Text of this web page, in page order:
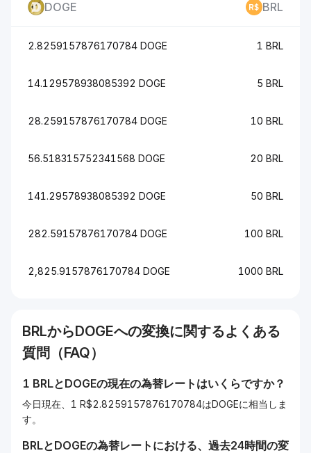
DOGE BRL
2.8259157876170784 DOGE 1 BRL
14.129578938085392 DOGE 5 BRL
28.259157876170784 DOGE 10 BRL
56.518315752341568 DOGE 20 BRL
141.29578938085392 DOGE 50 BRL
282.59157876170784 DOGE 100 BRL
2,825.9157876170784 DOGE 1000 BRL
BRLからDOGEへの変換に関するよくある
質問（FAQ）
1 BRLとDOGEの現在の為替レートはいくらですか？
今日現在、1 R$2.8259157876170784はDOGEに相当しま
す。
BRLとDOGEの為替レートにおける、過去24時間の変